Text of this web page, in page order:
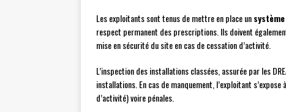
Les exploitants sont tenus de mettre en place un
respect permanent des prescriptions. Ils doivent
mise en sécurité du site en cas de cessation d’activité.
L’inspection des installations classées, assurée par les
installations. En cas de manquement, l’exploitant
d’activité) voire pénales.